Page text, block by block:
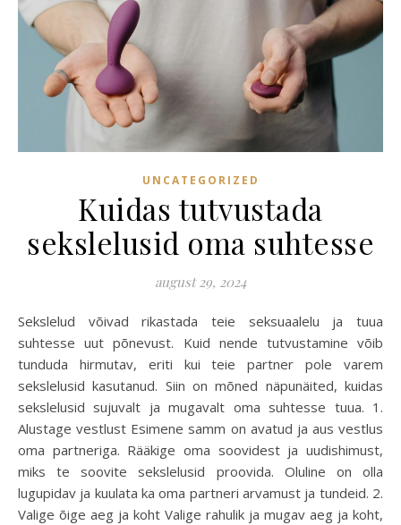
UNCATEGORIZED
Kuidas tutvustada
sekslelusid oma suhtesse
august 29, 2024
Sekslelud võivad rikastada teie seksuaalelu ja tuua
suhtesse uut põnevust. Kuid nende tutvustamine võib
tunduda hirmutav, eriti kui teie partner pole varem
sekslelusid kasutanud. Siin on mõned näpunäited, kuidas
sekslelusid sujuvalt ja mugavalt oma suhtesse tuua. 1.
Alustage vestlust Esimene samm on avatud ja aus vestlus
oma partneriga. Rääkige oma soovidest ja uudishimust,
miks te soovite sekslelusid proovida. Oluline on olla
lugupidav ja kuulata ka oma partneri arvamust ja tundeid. 2.
Valige õige aeg ja koht Valige rahulik ja mugav aeg ja koht,